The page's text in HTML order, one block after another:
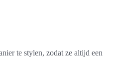
te stylen, zodat ze altijd een